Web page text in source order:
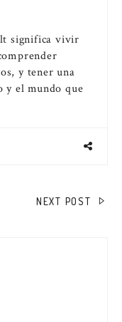
significa vivir
y tener una
y el mundo que
NEXT POST